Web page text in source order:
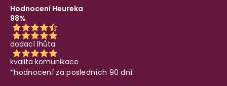
Hodnocení Heureka
98%
dodací lhůta
kvalita komunikace
*hodnocení za posledních 90 dní